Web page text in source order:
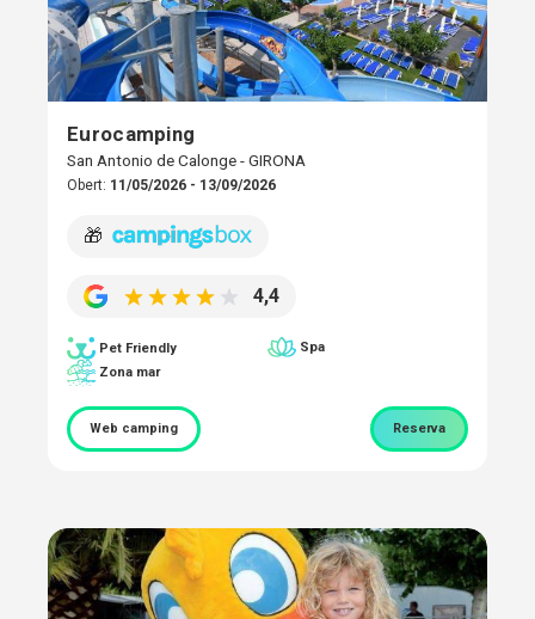
Eurocamping
San Antonio de Calonge - GIRONA
Obert: 11/05/2026 - 13/09/2026
🎁
4,4
Pet Friendly
Spa
Zona mar
Web camping Reserva